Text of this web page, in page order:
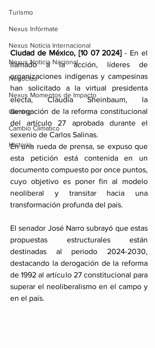
Turismo
Nexus Infórmate
Nexus Noticia Internacional
Nexus Noticia Nacional
Negocios
Nexus Momentos de Impacto
Gaming
Cambio Climatico
Historia
Ciudad de México, [10 07 2024] - En el
llamado a la acción, líderes de
organizaciones indígenas y campesinas
han solicitado a la virtual presidenta
electa, Claudia Sheinbaum, la
derogación de la reforma constitucional
del artículo 27 aprobada durante el
sexenio de Carlos Salinas.
En una rueda de prensa, se expuso que
esta petición está contenida en un
documento compuesto por once puntos,
cuyo objetivo es poner fin al modelo
neoliberal y transitar hacia una
transformación profunda del país.
El senador José Narro subrayó que estas
propuestas estructurales están
destinadas al periodo 2024-2030,
destacando la derogación de la reforma
de 1992 al artículo 27 constitucional para
superar el neoliberalismo en el campo y
en el país.